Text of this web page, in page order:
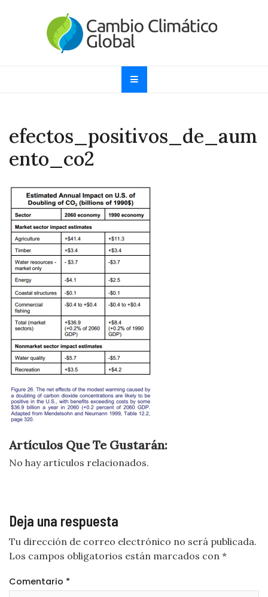
Cambio Climático
Global
Climático y Efecto Invernadero desde 1997
efectos_positivos_de_aum
ento_co2
Artículos Que Te Gustarán:
No hay artículos relacionados.
Deja una respuesta
Tu dirección de correo electrónico no será publicada.
Los campos obligatorios están marcados con *
Comentario *